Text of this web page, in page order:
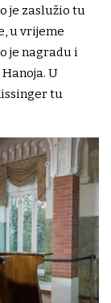
je zaslužio tu
u vrijeme
je nagradu i
U
tu